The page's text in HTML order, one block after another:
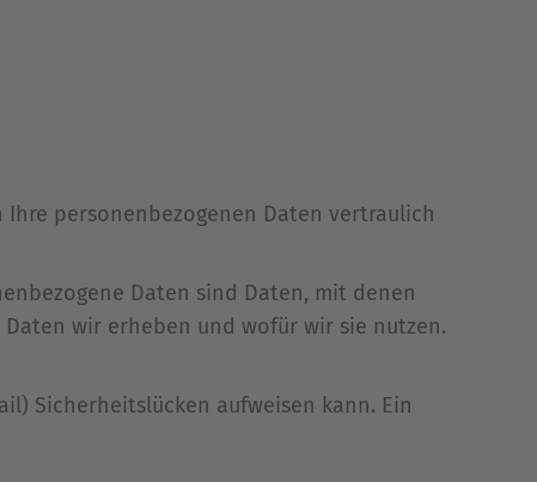
personenbezogenen Daten vertraulich
Daten sind Daten, mit denen
wir erheben und wofür wir sie nutzen.
Sicherheitslücken aufweisen kann. Ein